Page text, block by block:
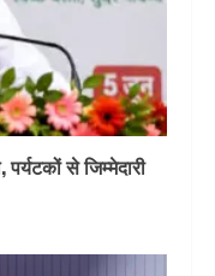
से जिम्मेदारी